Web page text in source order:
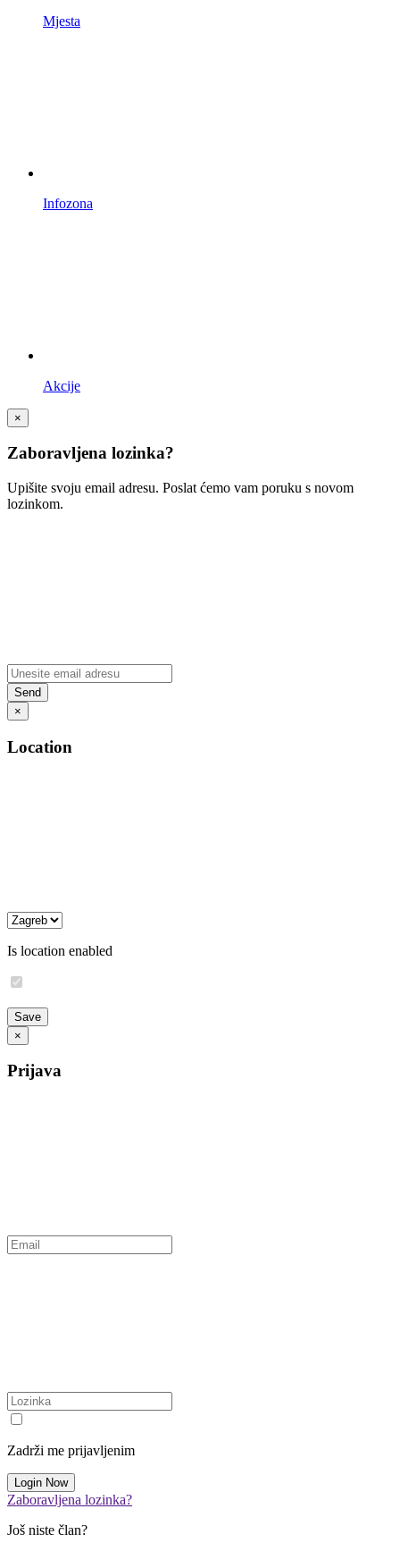
Mjesta
Infozona
Akcije
×
Zaboravljena lozinka?
Upišite svoju email adresu. Poslat ćemo vam poruku s novom
lozinkom.
×
Location
Is location enabled
×
Prijava
Zadrži me prijavljenim
Zaboravljena lozinka?
Još niste član?